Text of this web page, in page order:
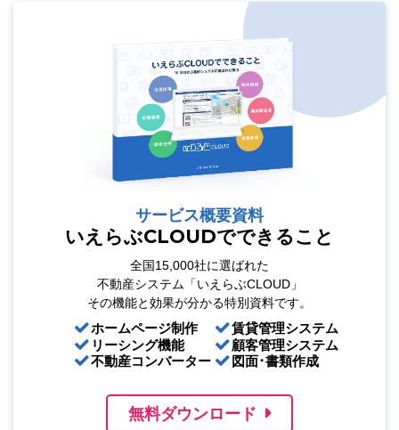
サービス概要資料
いえらぶCLOUDでできること
全国15,000社に選ばれた
不動産システム「いえらぶCLOUD」
その機能と効果が分かる特別資料です。
ホームページ制作
リーシング機能
不動産コンバーター
賃貸管理システム
顧客管理システム
図面･書類作成
無料ダウンロード